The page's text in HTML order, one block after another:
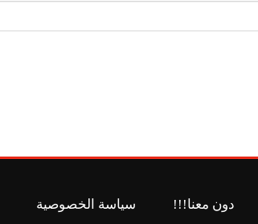
دون معنا!!! سياسة الخصوصية